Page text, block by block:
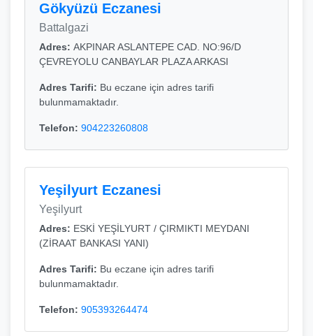
Gökyüzü Eczanesi
Battalgazi
Adres: AKPINAR ASLANTEPE CAD. NO:96/D
ÇEVREYOLU CANBAYLAR PLAZA ARKASI
Adres Tarifi: Bu eczane için adres tarifi
bulunmamaktadır.
Telefon: 904223260808
Yeşilyurt Eczanesi
Yeşilyurt
Adres: ESKİ YEŞİLYURT / ÇIRMIKTI MEYDANI
(ZİRAAT BANKASI YANI)
Adres Tarifi: Bu eczane için adres tarifi
bulunmamaktadır.
Telefon: 905393264474